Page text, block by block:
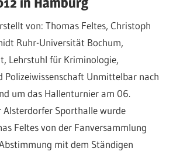
von: Thomas Feltes, Christoph
Ruhr-Universität Bochum,
Lehrstuhl für Kriminologie,
Unmittelbar nach
um das Hallenturnier am 06.
Alsterdorfer Sporthalle wurde
Feltes von der Fanversammlung
mit dem Ständigen